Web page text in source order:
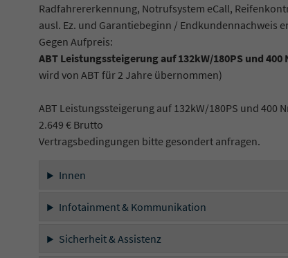
Radfahrererkennung, Notrufsystem eCall,
ausl. Ez. und Garantiebeginn / Endkundennachweis
Gegen Aufpreis:
ABT Leistungssteigerung auf 132kW/180PS und
wird von ABT für 2 Jahre übernommen)
ABT Leistungssteigerung auf 132kW/180PS und 400
2.649 € Brutto
Vertragsbedingungen bitte gesondert anfragen.
Innen
Infotainment & Kommunikation
Sicherheit & Assistenz